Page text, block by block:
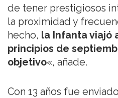
de tener prestigiosos
la proximidad y
hecho, la Infanta viajó
principios de
objetivo«, añade.
Con 13 años fue